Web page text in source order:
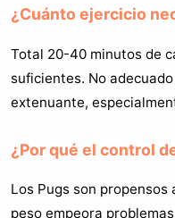
¿Cuánto ejercicio
Total 20-40 minutos de
suficientes. No
extenuante,
¿Por qué el control
Los Pugs son propensos
peso empeora